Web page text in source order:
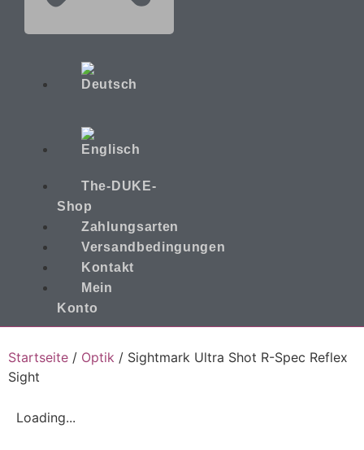
The-DUKE-
Shop
Zahlungsarten
Versandbedingungen
Kontakt
Mein
Konto
Startseite / Optik / Sightmark Ultra Shot R-Spec Reflex
Sight
Loading...